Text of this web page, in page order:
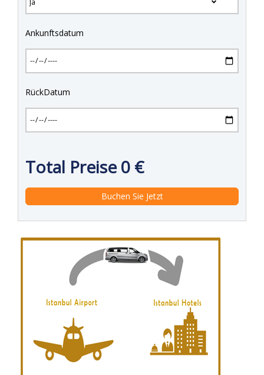
Ankunftsdatum
RückDatum
Total Preise0 €